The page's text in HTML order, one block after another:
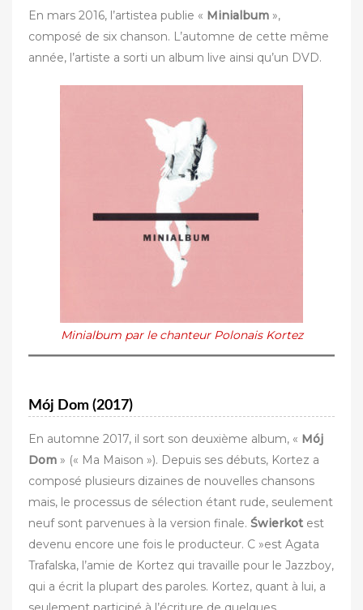
En mars 2016, l’artistea publie « Minialbum »,
composé de six chanson. L’automne de cette même
année, l’artiste a sorti un album live ainsi qu’un DVD.
Minialbum par le chanteur Polonais Kortez
Mój Dom (2017)
En automne 2017, il sort son deuxième album, « Mój
Dom » (« Ma Maison »). Depuis ses débuts, Kortez a
composé plusieurs dizaines de nouvelles chansons
mais, le processus de sélection étant rude, seulement
neuf sont parvenues à la version finale. Świerkot est
devenu encore une fois le producteur. C »est Agata
Trafalska, l’amie de Kortez qui travaille pour le Jazzboy,
qui a écrit la plupart des paroles. Kortez, quant à lui, a